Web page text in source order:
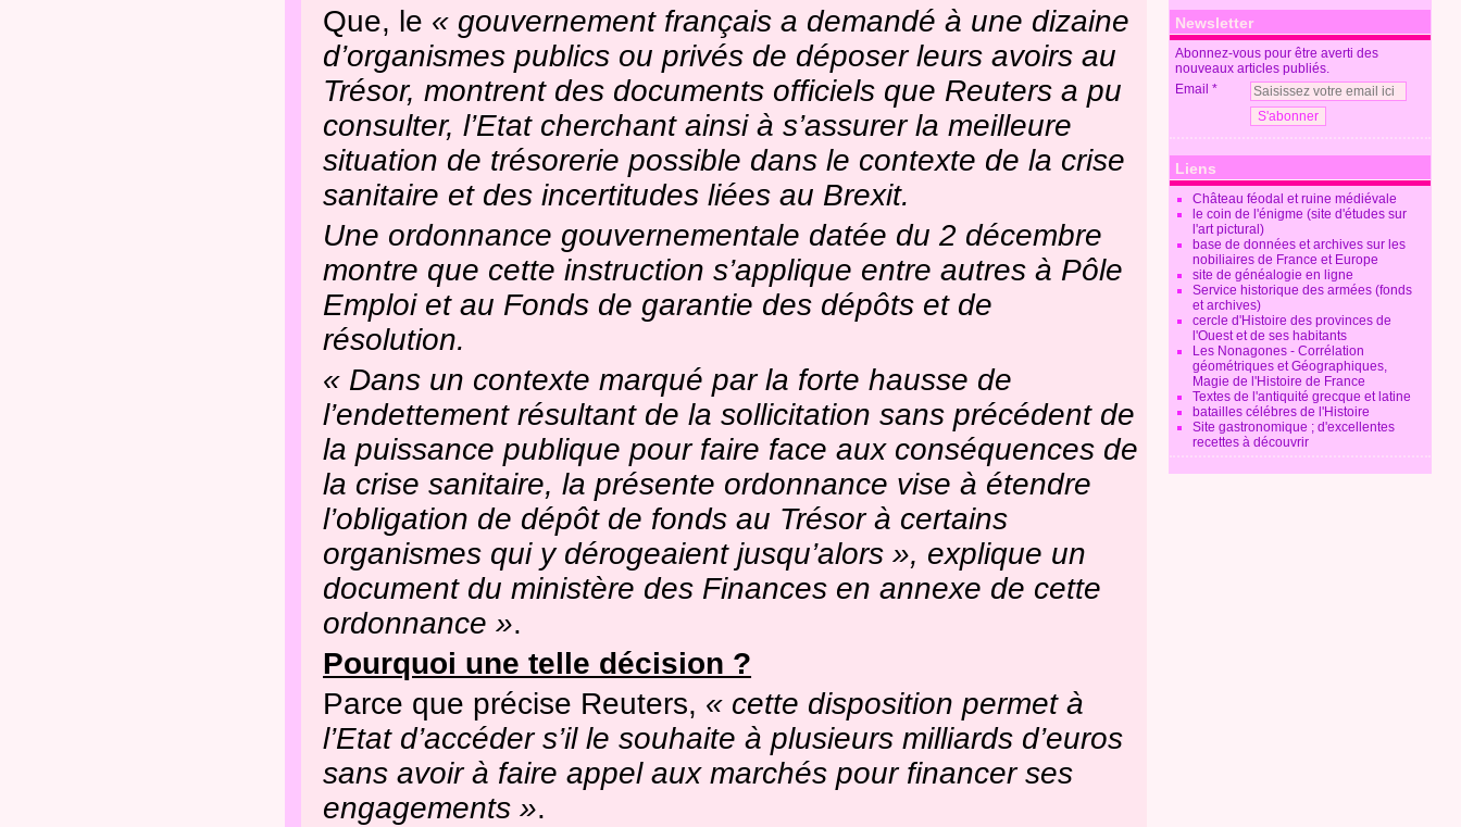
Que, le « gouvernement français a demandé à une dizaine
d’organismes publics ou privés de déposer leurs avoirs au
Trésor, montrent des documents officiels que Reuters a pu
consulter, l’Etat cherchant ainsi à s’assurer la meilleure
situation de trésorerie possible dans le contexte de la crise
sanitaire et des incertitudes liées au Brexit.
Une ordonnance gouvernementale datée du 2 décembre
montre que cette instruction s’applique entre autres à Pôle
Emploi et au Fonds de garantie des dépôts et de
résolution.
« Dans un contexte marqué par la forte hausse de
l’endettement résultant de la sollicitation sans précédent de
la puissance publique pour faire face aux conséquences de
la crise sanitaire, la présente ordonnance vise à étendre
l’obligation de dépôt de fonds au Trésor à certains
organismes qui y dérogeaient jusqu’alors », explique un
document du ministère des Finances en annexe de cette
ordonnance ».
Pourquoi une telle décision ?
Parce que précise Reuters, « cette disposition permet à
l’Etat d’accéder s’il le souhaite à plusieurs milliards d’euros
sans avoir à faire appel aux marchés pour financer ses
engagements ».
Newsletter
Abonnez-vous pour être averti des
nouveaux articles publiés.
Email
Liens
Château féodal et ruine médiévale
le coin de l'énigme (site d'études sur
l'art pictural)
base de données et archives sur les
nobiliaires de France et Europe
site de généalogie en ligne
Service historique des armées (fonds
et archives)
cercle d'Histoire des provinces de
l'Ouest et de ses habitants
Les Nonagones - Corrélation
géométriques et Géographiques,
Magie de l'Histoire de France
Textes de l'antiquité grecque et latine
batailles célébres de l'Histoire
Site gastronomique ; d'excellentes
recettes à découvrir